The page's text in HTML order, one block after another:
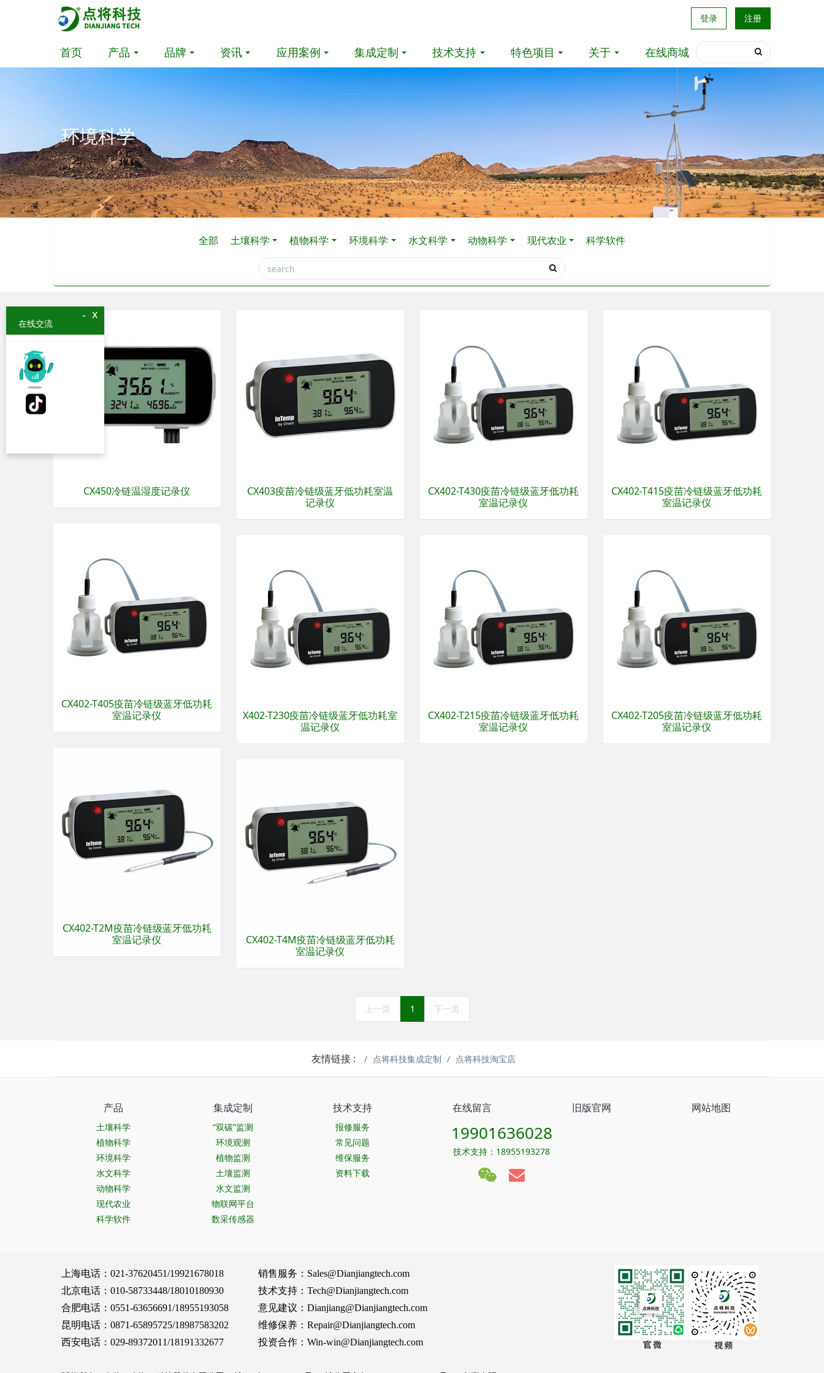
登录 注册
首页 产品 品牌 资讯 应用案例 集成定制 技术支持 特色项目 关于 在线商城
环境科学
全部 土壤科学 植物科学 环境科学 水文科学 动物科学 现代农业 科学软件
CX450冷链温湿度记录仪
CX403疫苗冷链级蓝牙低功耗室温
记录仪
CX402-T430疫苗冷链级蓝牙低功耗
室温记录仪
CX402-T415疫苗冷链级蓝牙低功耗
室温记录仪
CX402-T405疫苗冷链级蓝牙低功耗
室温记录仪
X402-T230疫苗冷链级蓝牙低功耗室
温记录仪
CX402-T215疫苗冷链级蓝牙低功耗
室温记录仪
CX402-T205疫苗冷链级蓝牙低功耗
室温记录仪
CX402-T2M疫苗冷链级蓝牙低功耗
室温记录仪
CX402-T4M疫苗冷链级蓝牙低功耗
室温记录仪
上一页 1 下一页
友情链接 : 点将科技集成定制 点将科技淘宝店
产品
土壤科学
植物科学
环境科学
水文科学
动物科学
现代农业
科学软件
集成定制
“双碳”监测
环境观测
植物监测
土壤监测
水文监测
物联网平台
数采传感器
技术支持
报修服务
常见问题
维保服务
资料下载
在线留言 旧版官网 网站地图
19901636028
技术支持：18955193278
上海电话：021-37620451/19921678018 销售服务：Sales@Dianjiangtech.com
北京电话：010-58733448/18010180930 技术支持：Tech@Dianjiangtech.com
合肥电话：0551-63656691/18955193058 意见建议：Dianjiang@Dianjiangtech.com
昆明电话：0871-65895725/18987583202 维修保养：Repair@Dianjiangtech.com
西安电话：029-89372011/18191332677 投资合作：Win-win@Dianjiangtech.com
x
-
在线交流